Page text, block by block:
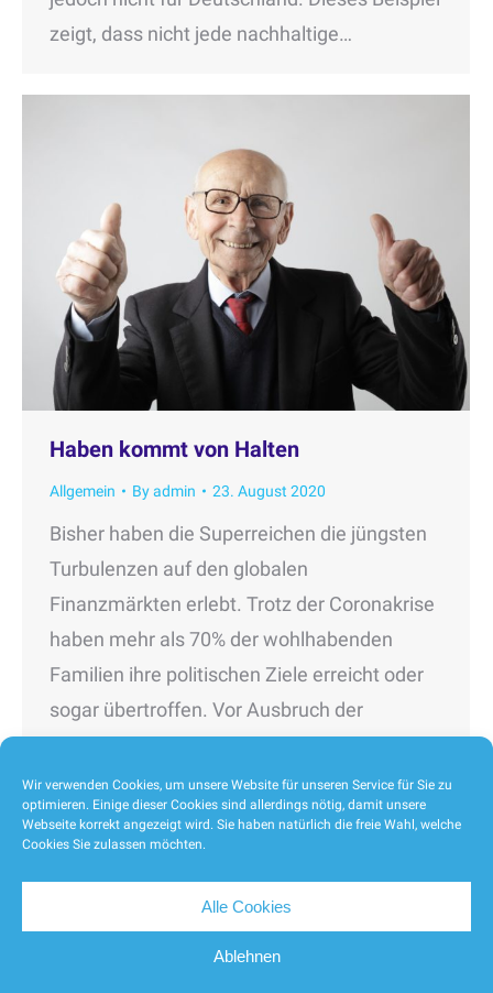
Wir verwenden Cookies, um unsere Website für unseren Service für Sie zu
optimieren. Einige dieser Cookies sind allerdings nötig, damit unsere
Webseite korrekt angezeigt wird. Sie haben natürlich die freie Wahl, welche
Cookies Sie zulassen möchten.
Alle Cookies
Ablehnen
zeigt, dass nicht jede nachhaltige…
Haben kommt von Halten
Allgemein Byadmin 23. August 2020
Bisher haben die Superreichen die jüngsten
Turbulenzen auf den globalen
Finanzmärkten erlebt. Trotz der Coronakrise
haben mehr als 70% der wohlhabenden
Familien ihre politischen Ziele erreicht oder
sogar übertroffen. Vor Ausbruch der
Pandemie wurden 59% des Vermögens in
Aktien, Anleihen und Bargeld investiert, 35%
des Vermögens in alternative Anlagen wie
Private Equity, Immobilien und Hedgefonds…